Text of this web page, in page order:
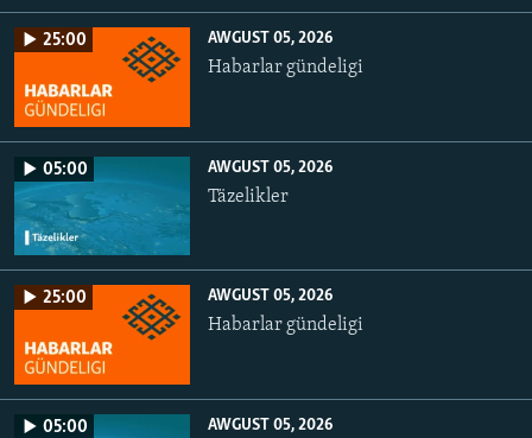
25:00 AWGUST 05, 2026
Habarlar gündeligi
05:00 AWGUST 05, 2026
Täzelikler
25:00 AWGUST 05, 2026
Habarlar gündeligi
05:00 AWGUST 05, 2026